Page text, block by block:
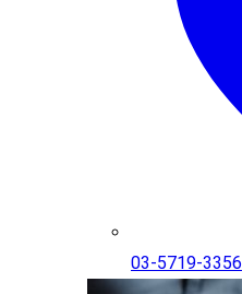
03-5719-3356